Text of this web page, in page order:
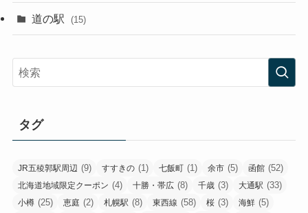
道の駅 (15)
タグ
JR五稜郭駅周辺 (9) すすきの (1) 七飯町 (1) 余市 (5) 函館 (52)
北海道地域限定クーポン (4) 十勝・帯広 (8) 千歳 (3) 大通駅 (33)
小樽 (25) 恵庭 (2) 札幌駅 (8) 東西線 (58) 桜 (3) 海鮮 (5)